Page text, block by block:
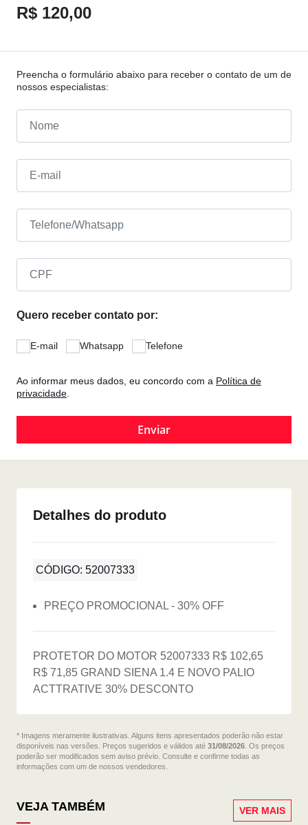
R$ 120,00
Preencha o formulário abaixo para receber o contato de um de
nossos especialistas:
Quero receber contato por:
E-mail Whatsapp Telefone
Ao informar meus dados, eu concordo com a Política de
privacidade
Detalhes do produto
CÓDIGO: 52007333
PREÇO PROMOCIONAL - 30% OFF
PROTETOR DO MOTOR 52007333 R$ 102,65
R$ 71,85 GRAND SIENA 1.4 E NOVO PALIO
ACTTRATIVE 30% DESCONTO
* Imagens meramente ilustrativas. Alguns itens apresentados poderão não estar
disponíveis nas versões. Preços sugeridos e válidos até 31/08/2026 . Os preços
poderão ser modificados sem aviso prévio. Consulte e confirme todas as
informações com um de nossos vendedores.
VEJA TAMBÉM VER MAIS